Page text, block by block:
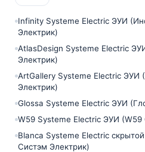
Infinity Systeme Electric ЭУИ
Электрик)
AtlasDesign Systeme Electric
Электрик)
ArtGallery Systeme Electric ЭУИ
Электрик)
Glossa Systeme Electric ЭУИ
W59 Systeme Electric ЭУИ (W59
Blanca Systeme Electric
Систэм Электрик)